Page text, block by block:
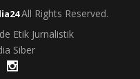
All Rights Reserved.
Etik Jurnalistik
Siber